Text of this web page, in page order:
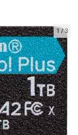
1 /3